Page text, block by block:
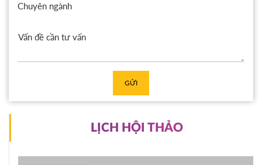
Chuyên ngành
GỬI
LỊCH HỘI THẢO